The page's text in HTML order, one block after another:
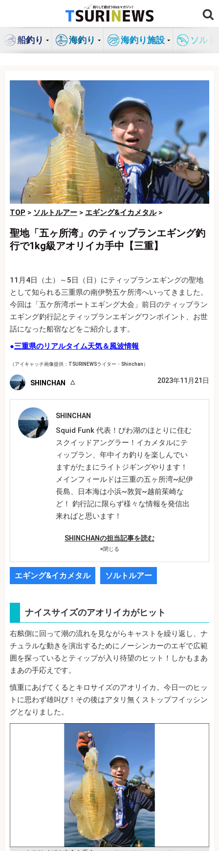
ン
船釣り 海釣り 海釣り施設 ソル
TOP > ソルトルアー > エギング&イカメタル>
聖地「五ヶ所湾」のティップランエギング釣
行で1kg級アオリイカ手中【三重】
11月4日（土）～5日（日）にティップランエギングの聖地
として知られる三重県の南伊勢五ケ所湾へいってきました。
今回は「五ケ所湾ボートエギング大会」前日のティップラン
エギング釣行記とティップランエギングワンポイント、お世
話になった船宿などをご紹介します。
●三重県のリアルタイム天気＆風波情報
（アイキャッチ画像提供：TSURINEWSライター・Shinchan）
SHINCHAN 2023年11月21日
SHINCHAN
Squid Funk 代表！びわ湖のほとりに住む
スクイッドアングラー！イカメタルにテ
ィップラン、年中イカ釣りを楽しんでい
ますがたまにライトジギングやります！
メインフィールドは三重の五ヶ所湾~紀伊
長島、日本海は小浜~敦賀~越前茱崎な
ど！ 釣行記に限らず様々な情報を発信出
来ればと思います！
SHINCHANの担当記事を読む
×閉じる
エギング&イカメタル ソルトルアー
ナイスサイズのアオリイカがヒット
右舷側に回って潮の流れを見ながらキャストを繰り返し、ナ
チュラルな動きを演出するためにノーシンカーのエギで広範
囲を探っているとティップが入り待望のヒット！しかもまあ
まあの手応えです。
慎重にあげてくるとキロサイズのアオリイカ。今日一のヒッ
トに思わず雄叫び！その後はアタリ無くストップフイッシン
グとなりました。